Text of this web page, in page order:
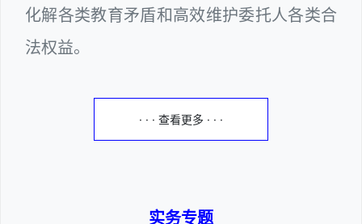
化解各类教育矛盾和高效维护委托人各类合
法权益。
· · · 查看更多 · · ·
实务专题